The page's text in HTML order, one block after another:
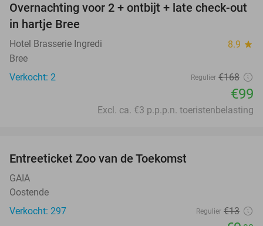
41%
TODAY
Overnachting voor 2 + ontbijt + late check-out
in hartje Bree
Hotel Brasserie Ingredi 8.9 star
Bree
Verkocht: 2
Regulier €168
€99
Excl. ca. €3 p.p.p.n. toeristenbelasting
Entreeticket Zoo van de Toekomst
GAIA
Oostende
Verkocht: 297
Regulier €13